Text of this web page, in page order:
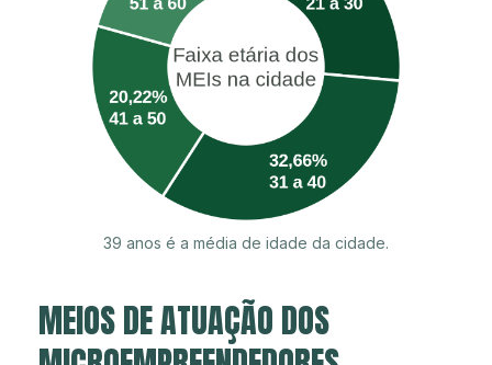
39 anos é a média de idade da cidade.
MEIOS DE ATUAÇÃO DOS